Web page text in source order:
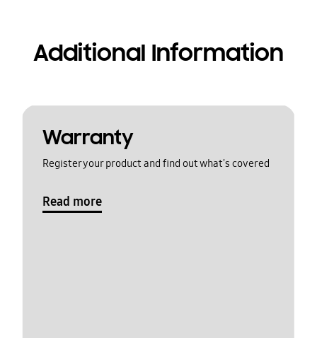
Additional Information
Warranty
Register your product and find out what's covered
Read more